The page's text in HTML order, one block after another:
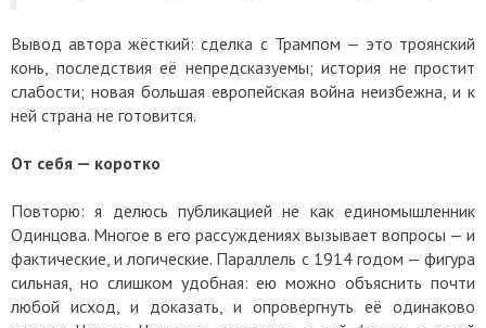
Вывод автора жёсткий: сделка с Трампом — это троянский
конь, последствия её непредсказуемы; история не простит
слабости; новая большая европейская война неизбежна, и к
ней страна не готовится.
От себя — коротко
Повторю: я делюсь публикацией не как единомышленник
Одинцова. Многое в его рассуждениях вызывает вопросы — и
фактические, и логические. Параллель с 1914 годом — фигура
сильная, но слишком удобная: ею можно объяснить почти
любой исход, и доказать, и опровергнуть её одинаково